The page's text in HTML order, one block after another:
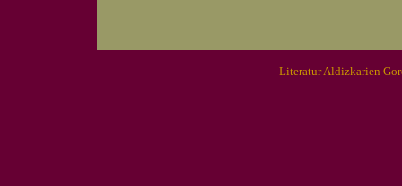
Literatur Aldizkarien